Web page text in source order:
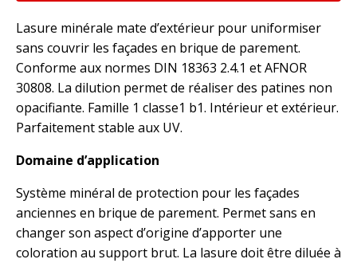
Lasure minérale mate d’extérieur pour uniformiser
sans couvrir les façades en brique de parement.
Conforme aux normes DIN 18363 2.4.1 et AFNOR
30808. La dilution permet de réaliser des patines non
opacifiante. Famille 1 classe1 b1. Intérieur et extérieur.
Parfaitement stable aux UV.
Domaine d’application
Système minéral de protection pour les façades
anciennes en brique de parement. Permet sans en
changer son aspect d’origine d’apporter une
coloration au support brut. La lasure doit être diluée à